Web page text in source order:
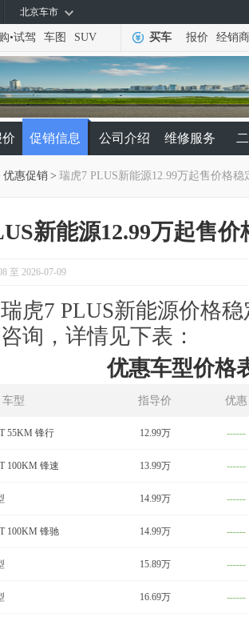
北京车市
•试驾 车图 SUV 买车 报价 经销商
促销信息 公司介绍 维修服务
优惠促销 > 瑞虎7 PLUS新能源12.99万起售价格稳
新能源12.99万起售价
至 2026-07-09
虎7 PLUS新能源价格
询，详情见下表：
优惠车型价格
车型 指导价 优惠
55KM 锋行 12.99万 ------
100KM 锋速 13.99万 ------
14.99万 ------
100KM 锋驰 14.99万 ------
15.89万 ------
16.69万 ------